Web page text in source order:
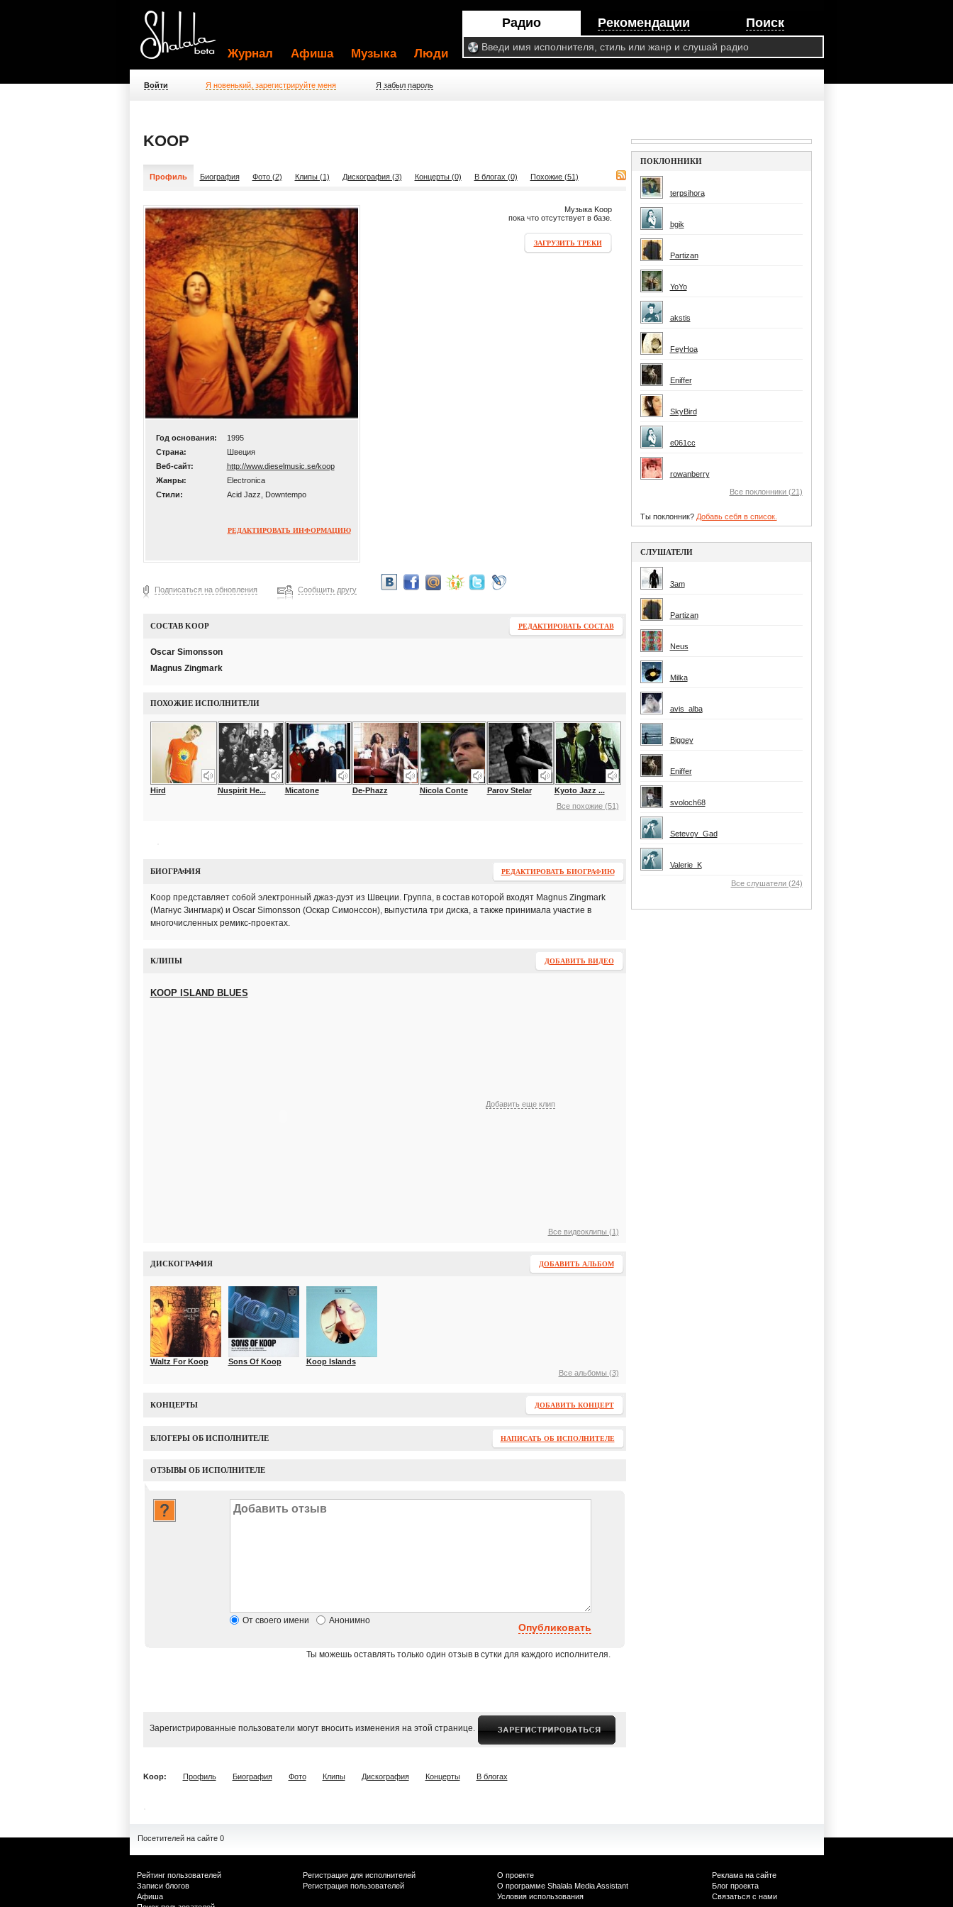
Радио Рекомендации Поиск
Журнал Афиша Музыка Люди
Войти Я новенький, зарегистрируйте меня Я забыл пароль
KOOP
Профиль Биография Фото (2) Клипы (1) Дискография (3) Концерты (0) В блогах (0) Похожие (51)
Год основания:
1995
Страна:
Швеция
Веб-сайт:
http://www.dieselmusic.se/koop
Жанры:
Electronica
Стили:
Acid Jazz, Downtempo
РЕДАКТИРОВАТЬ ИНФОРМАЦИЮ
Музыка Koop
пока что отсутствует в базе.
ЗАГРУЗИТЬ ТРЕКИ
Подписаться на обновления Сообщить другу
СОСТАВ KOOP РЕДАКТИРОВАТЬ СОСТАВ
Oscar Simonsson
Magnus Zingmark
ПОХОЖИЕ ИСПОЛНИТЕЛИ
Hird Nuspirit He... Micatone De-Phazz Nicola Conte Parov Stelar
Kyoto Jazz ...
Все похожие (51)
БИОГРАФИЯ РЕДАКТИРОВАТЬ БИОГРАФИЮ
Koop представляет собой электронный джаз-дуэт из Швеции. Группа, в состав которой входят Magnus Zingmark
(Магнус Зингмарк) и Oscar Simonsson (Оскар Симонссон), выпустила три диска, а также принимала участие в
многочисленных ремикс-проектах.
КЛИПЫ ДОБАВИТЬ ВИДЕО
KOOP ISLAND BLUES
Добавить еще клип
Все видеоклипы (1)
ДИСКОГРАФИЯ ДОБАВИТЬ АЛЬБОМ
Waltz For Koop Sons Of Koop
Koop Islands
Все альбомы (3)
КОНЦЕРТЫ ДОБАВИТЬ КОНЦЕРТ
БЛОГЕРЫ ОБ ИСПОЛНИТЕЛЕ НАПИСАТЬ ОБ ИСПОЛНИТЕЛЕ
ОТЗЫВЫ ОБ ИСПОЛНИТЕЛЕ
От своего имени Анонимно
Опубликовать
Ты можешь оставлять только один отзыв в сутки для каждого исполнителя.
Зарегистрированные пользователи могут вносить изменения на этой странице.
Koop: Профиль Биография Фото Клипы Дискография Концерты В блогах
ПОКЛОННИКИ
terpsihora
bgik
Partizan
YoYo
akstis
FeyHoa
Eniffer
SkyBird
e061cc
rowanberry
Все поклонники (21)
Ты поклонник? Добавь себя в список.
СЛУШАТЕЛИ
3am
Partizan
Neus
Milka
avis_alba
Biggey
Eniffer
svoloch68
Setevoy_Gad
Valerie_K
Все слушатели (24)
Посетителей на сайте 0
Рейтинг пользователей
Записи блогов
Афиша
Регистрация для исполнителей
Регистрация пользователей
О проекте
О программе Shalala Media Assistant
Условия использования
Реклама на сайте
Блог проекта
Связаться с нами